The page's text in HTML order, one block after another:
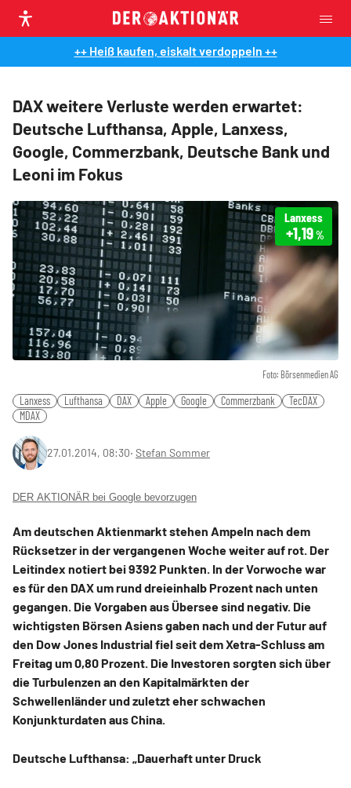
++ Heiß kaufen, eiskalt verdoppeln ++
DAX weitere Verluste werden erwartet:
Deutsche Lufthansa, Apple, Lanxess,
Google, Commerzbank, Deutsche Bank und
Leoni im Fokus
Foto: Börsenmedien AG
Lanxess
+1,19%
Lanxess Lufthansa DAX Apple Google Commerzbank
TecDAX
MDAX
27.01.2014, 08:30‧ Stefan Sommer
DER AKTIONÄR bei Google bevorzugen
Am deutschen Aktienmarkt stehen Ampeln nach dem
Rücksetzer in der vergangenen Woche weiter auf rot. Der
Leitindex notiert bei 9392 Punkten. In der Vorwoche war
es für den DAX um rund dreieinhalb Prozent nach unten
gegangen. Die Vorgaben aus Übersee sind negativ. Die
wichtigsten Börsen Asiens gaben nach und der Futur auf
den Dow Jones Industrial fiel seit dem Xetra-Schluss am
Freitag um 0,80 Prozent. Die Investoren sorgten sich über
die Turbulenzen an den Kapitalmärkten der
Schwellenländer und zuletzt eher schwachen
Konjunkturdaten aus China.
Deutsche Lufthansa: „Dauerhaft unter Druck